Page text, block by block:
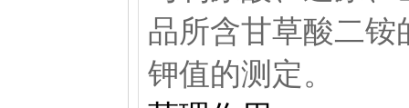
品所含甘草酸二铵
钾值的测定。